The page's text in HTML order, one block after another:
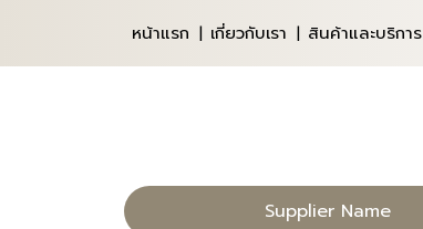
หน้าแรก เกี่ยวกับเรา สินค้าและบริการ
Supplier Name